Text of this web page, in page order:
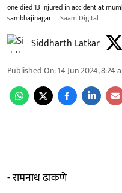
one died 13 injured in accident at
sambhajinagar
Saam Digital
Siddharth Latkar
Published On:14 Jun 2024, 8:24
- रामनाथ ढाकणे